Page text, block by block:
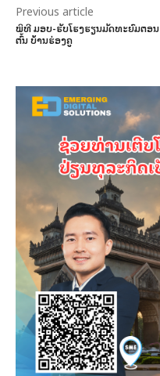
Previous article
ພິທີ ມອບ-ຮັບໂຮງຮຽນມັດທະຍົມຕອນ
ຕົ້ນ ບ້ານຮ່ອງຄູ